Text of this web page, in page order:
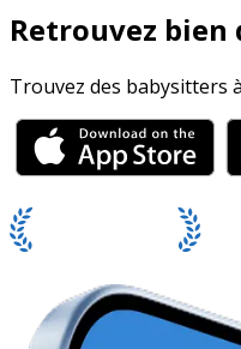
Retrouvez
Trouvez des babysitters